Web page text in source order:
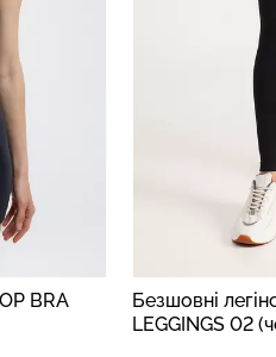
BRA
Безшовні
LEGGINGS 02